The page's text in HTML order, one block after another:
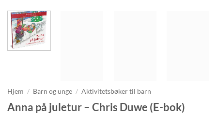
Hjem / Barn og unge / Aktivitetsbøker til barn
Anna på juletur – Chris Duwe (E-bok)